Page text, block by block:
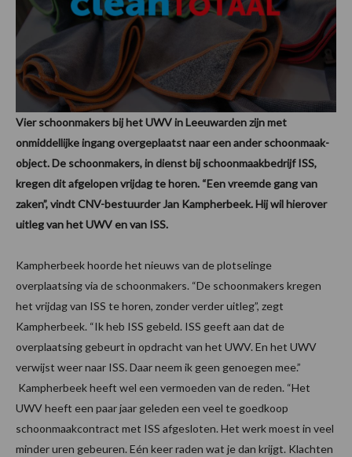
Vier schoonmakers bij het UWV in Leeuwarden zijn met
onmiddellijke ingang overgeplaatst naar een ander schoonmaak-
object. De schoonmakers, in dienst bij schoonmaakbedrijf ISS,
kregen dit afgelopen vrijdag te horen. “Een vreemde gang van
zaken”, vindt CNV-bestuurder Jan Kampherbeek. Hij wil hierover
uitleg van het UWV en van ISS.
Kampherbeek hoorde het nieuws van de plotselinge
overplaatsing via de schoonmakers. “De schoonmakers kregen
het vrijdag van ISS te horen, zonder verder uitleg”, zegt
Kampherbeek. “Ik heb ISS gebeld. ISS geeft aan dat de
overplaatsing gebeurt in opdracht van het UWV. En het UWV
verwijst weer naar ISS. Daar neem ik geen genoegen mee.”
Kampherbeek heeft wel een vermoeden van de reden. “Het
UWV heeft een paar jaar geleden een veel te goedkoop
schoonmaakcontract met ISS afgesloten. Het werk moest in veel
minder uren gebeuren. Eén keer raden wat je dan krijgt. Klachten